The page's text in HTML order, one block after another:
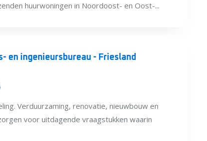
huurwoningen in Noordoost- en Oost-...
en ingenieursbureau - Friesland
Verduurzaming, renovatie, nieuwbouw en
voor uitdagende vraagstukken waarin